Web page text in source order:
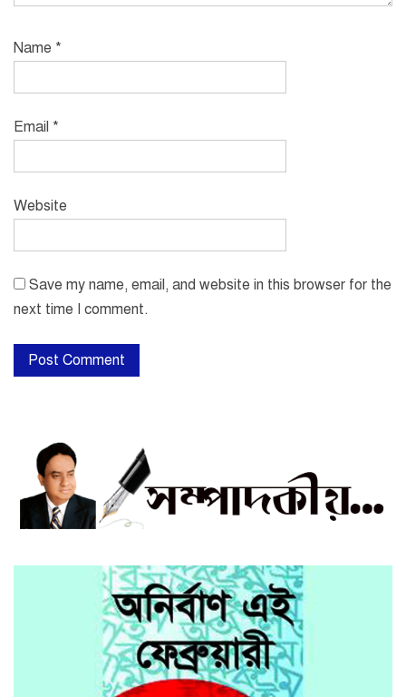
Name *
Email *
Website
Save my name, email, and website in this browser for the
next time I comment.